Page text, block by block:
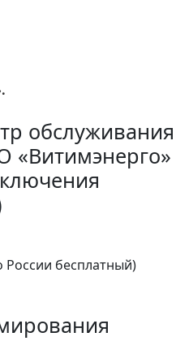
обслуживания
«Витимэнерго»
России бесплатный)